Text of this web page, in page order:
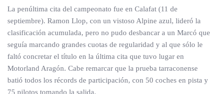
La penúltima cita del campeonato fue en Calafat (11 de
septiembre). Ramon Llop, con un vistoso Alpine azul, lideró la
clasificación acumulada, pero no pudo desbancar a un Marcó que
seguía marcando grandes cuotas de regularidad y al que sólo le
faltó concretar el título en la última cita que tuvo lugar en
Motorland Aragón. Cabe remarcar que la prueba tarraconense
batió todos los récords de participación, con 50 coches en pista y
75 pilotos tomando la salida.